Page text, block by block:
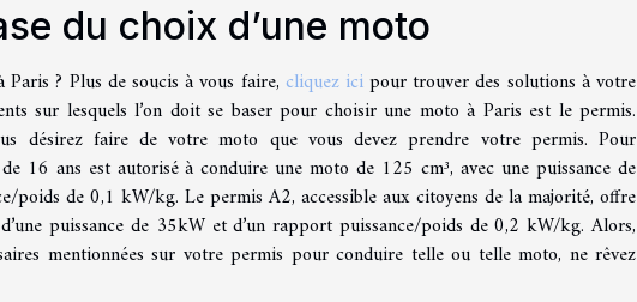
du choix d’une moto
? Plus de soucis à vous faire, cliquez icipour trouver des solutions à votre
sur lesquels l’on doit se baser pour choisir une moto à Paris est le permis.
désirez faire de votre moto que vous devez prendre votre permis. Pour
16 ans est autorisé à conduire une moto de 125 cm³, avec une puissance de
poids de 0,1 kW/kg. Le permis A2, accessible aux citoyens de la majorité, offre
puissance de 35kW et d’un rapport puissance/poids de 0,2 kW/kg. Alors,
mentionnées sur votre permis pour conduire telle ou telle moto, ne rêvez